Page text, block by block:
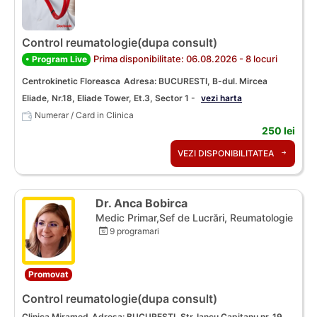
Control reumatologie(dupa consult)
• Program Live Prima disponibilitate: 06.08.2026 - 8 locuri
Centrokinetic Floreasca Adresa: BUCURESTI, B-dul. Mircea
Eliade, Nr.18, Eliade Tower, Et.3, Sector 1 - vezi harta
Numerar / Card in Clinica
250 lei
VEZI DISPONIBILITATEA
Promovat
Dr. Anca Bobirca
Medic Primar,Sef de Lucrări, Reumatologie
9 programari
Control reumatologie(dupa consult)